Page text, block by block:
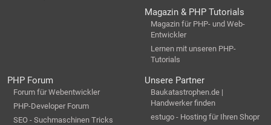
Magazin & PHP Tutorials
Magazin für PHP- und Web-
Entwickler
Lernen mit unseren PHP-
Tutorials
PHP Forum
Forum für Webentwickler
PHP-Developer Forum
SEO - Suchmaschinen Tricks
Unsere Partner
Baukatastrophen.de |
Handwerker finden
estugo - Hosting für Ihren Shopr